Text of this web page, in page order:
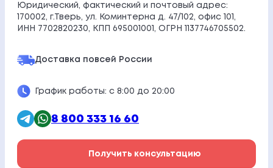
Юридический, фактический и почтовый адрес:
170002, г.Тверь, ул. Коминтерна д. 47/102, офис 101,
ИНН 7702820230, КПП 695001001, ОГРН 1137746705502.
Доставка повсей России
График работы: с 8:00 до 20:00
8 800 333 16 60
Получить консультацию